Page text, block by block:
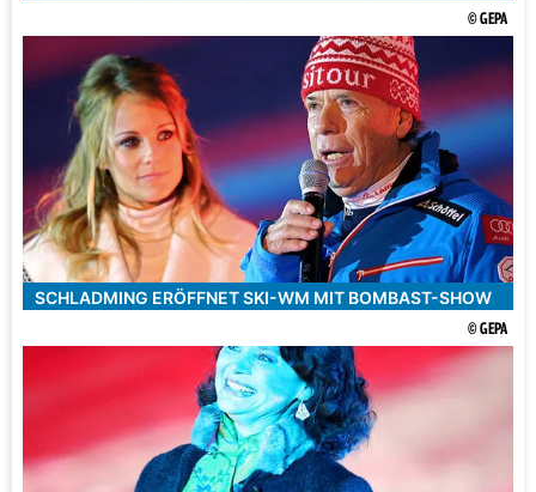
© GEPA
SCHLADMING ERÖFFNET SKI-WM MIT BOMBAST-SHOW
© GEPA